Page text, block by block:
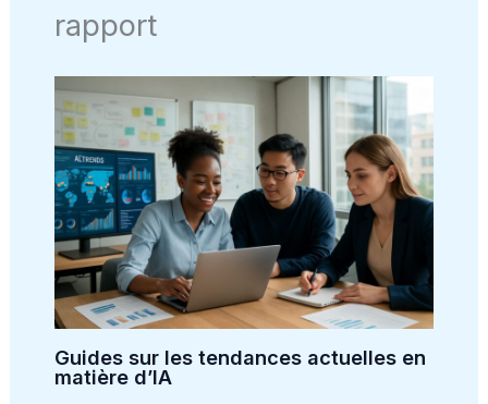
rapport
Guides sur les tendances actuelles en
matière d’IA